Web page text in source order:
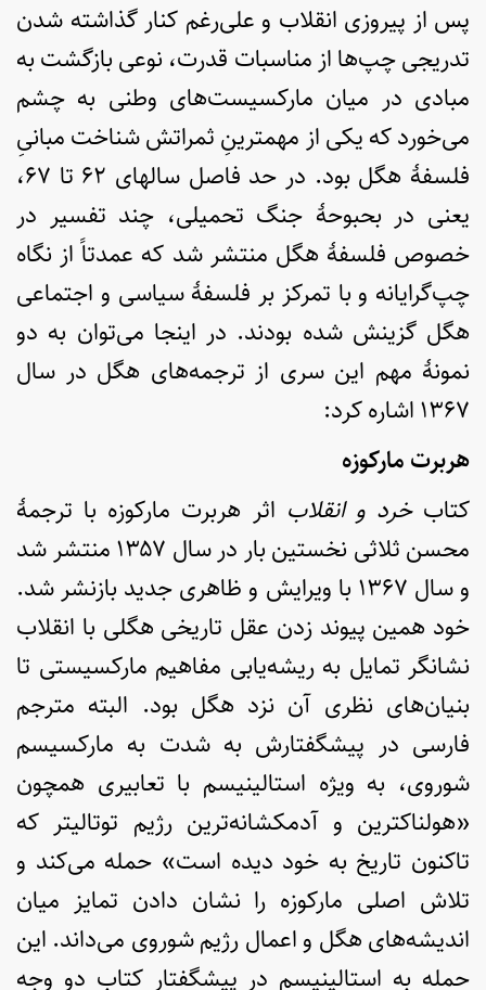
پس از پیروزی انقلاب و علی‌رغم کنار گذاشته شدن
تدریجی چپ‌ها از مناسبات قدرت، نوعی بازگشت به
مبادی در میان مارکسیست‌های وطنی به چشم
می‌خورد که یکی از مهمترینِ ثمراتش شناخت مبانیِ
فلسفۀ هگل بود. در حد فاصل سالهای ۶۲ تا ۶۷،
یعنی در بحبوحۀ جنگ تحمیلی، چند تفسیر در
خصوص فلسفۀ هگل منتشر شد که عمدتاً از نگاه
چپ‌گرایانه و با تمرکز بر فلسفۀ سیاسی و اجتماعی
هگل گزینش شده بودند. در اینجا می‌توان به دو
نمونۀ مهم این سری از ترجمه‌های هگل در سال
۱۳۶۷ اشاره کرد:
هربرت مارکوزه
کتابخرد و انقلاب اثر هربرت مارکوزه با ترجمۀ
محسن ثلاثی نخستین بار در سال ۱۳۵۷ منتشر شد
و سال ۱۳۶۷ با ویرایش و ظاهری جدید بازنشر شد.
خود همین پیوند زدن عقل تاریخی هگلی با انقلاب
نشانگر تمایل به ریشه‌یابی مفاهیم مارکسیستی تا
بنیان‌های نظری آن نزد هگل بود. البته مترجم
فارسی در پیشگفتارش به شدت به مارکسیسم
شوروی، به ویژه استالینیسم با تعابیری همچون
«هولناکترین و آدمکشانه‌ترین رژیم توتالیتر که
تاکنون تاریخ به خود دیده است» حمله می‌کند و
تلاش اصلی مارکوزه را نشان دادن تمایز میان
اندیشه‌های هگل و اعمال رژیم شوروی می‌داند. این
حمله به استالینیسم در پیشگفتار کتاب دو وجه